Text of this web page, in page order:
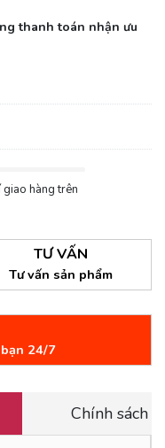
thanh toán nhận ưu
giao hàng trên
TƯ VẤN
Tư vấn sản phẩm
24/7
Chính sách